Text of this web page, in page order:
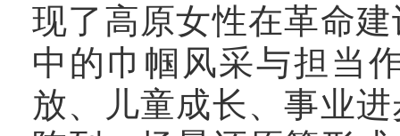
现了高原女性在革命
中的巾帼风采与担当
放、儿童成长、事业